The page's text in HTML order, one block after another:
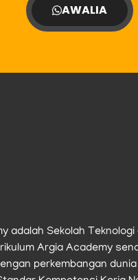
AWALIA
adalah Sekolah Teknologi
Argia Academy
perkembangan